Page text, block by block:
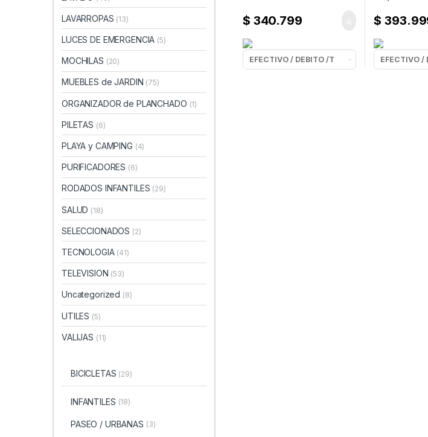
$ 340.799 $
LAVARROPAS (13)
LUCES DE EMERGENCIA (5)
MOCHILAS (20)
MUEBLES de JARDIN (75)
ORGANIZADOR de PLANCHADO (1)
PILETAS (6)
PLAYA y CAMPING (4)
PURIFICADORES (6)
RODADOS INFANTILES (29)
SALUD (18)
SELECCIONADOS (2)
TECNOLOGIA (41)
TELEVISION (53)
Uncategorized (8)
UTILES (5)
VALIJAS (11)
BICICLETAS (29)
INFANTILES (18)
PASEO / URBANAS (3)